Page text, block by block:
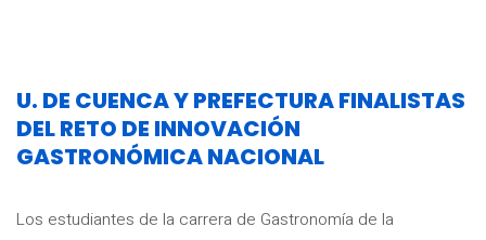
U. DE CUENCA Y PREFECTURA FINALISTAS
DEL RETO DE INNOVACIÓN
GASTRONÓMICA NACIONAL
Los estudiantes de la carrera de Gastronomía de la